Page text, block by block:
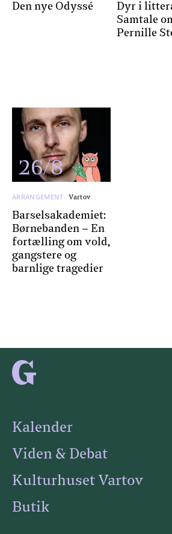
Den nye Odyssé
Dyr i
Samtale
Pernille
26/8
ARRANGEMENT Vartov
Barselsakademiet:
Børnebanden – En
fortælling om vold,
gangstere og
barnlige tragedier
Kalender
Viden & Debat
Kulturhuset Vartov
Butik